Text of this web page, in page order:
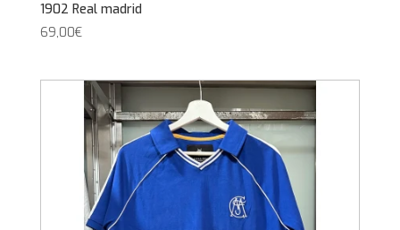
1902 Real madrid
69,00€